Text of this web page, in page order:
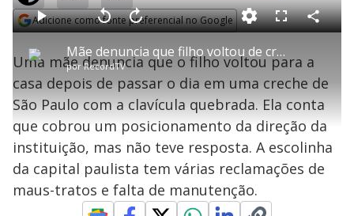
Adicione como fonte preferencial no Google
P
l
a
y
Mãe denuncia que filho voltou de creche com clavícula quebrada
porRecordTV
P V
t
a
r
0
e
g
n
d
s
A
n
ç
a
1
s
e
u
n
o
s
o
a
d
e
:
3
.
1
4
%
F
l
s
c
e
C
o
a
r
i
l
h
a
Uma mãe denuncia que o filho voltou para a
casa depois de passar o dia em uma creche de
São Paulo com a clavícula quebrada. Ela conta
que cobrou um posicionamento da direção da
instituição, mas não teve resposta. A escolinha
da capital paulista tem várias reclamações de
maus-tratos e falta de manutenção.